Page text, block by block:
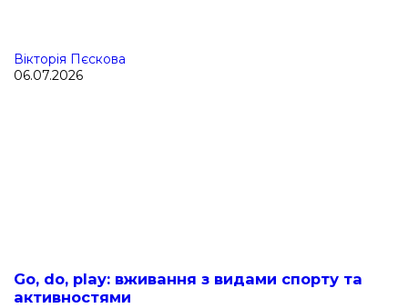
Вікторія Пєскова
06.07.2026
Go, do, play: вживання з видами спорту та
активностями